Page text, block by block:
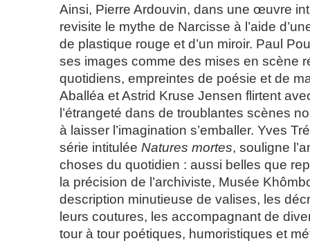
Ainsi, Pierre Ardouvin, dans une œuvre
revisite le mythe de Narcisse à l’aide
de plastique rouge et d’un miroir. Paul
ses images comme des mises en scène
quotidiens, empreintes de poésie et de
Aballéa et Astrid Kruse Jensen flirtent
l’étrangeté dans de troublantes scènes
à laisser l’imagination s’emballer. Yves
série intitulée Natures mortes, souligne
choses du quotidien : aussi belles que
la précision de l’archiviste, Musée
description minutieuse de valises, les
leurs coutures, les accompagnant de
tour à tour poétiques, humoristiques et